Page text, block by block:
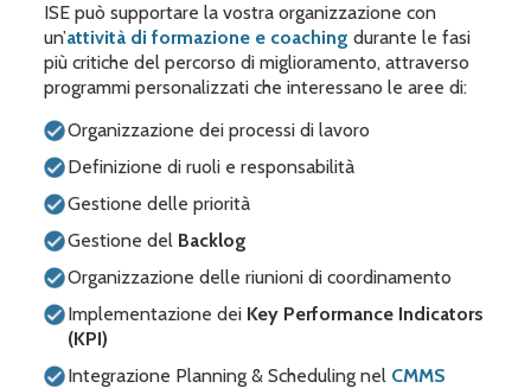
ISE può supportare la vostra organizzazione con
un’attività di formazione e coaching durante le fasi
più critiche del percorso di miglioramento, attraverso
programmi personalizzati che interessano le aree di:
Organizzazione dei processi di lavoro
Definizione di ruoli e responsabilità
Gestione delle priorità
Gestione del Backlog
Organizzazione delle riunioni di coordinamento
Implementazione dei Key Performance Indicators
(KPI)
Integrazione Planning & Scheduling nel CMMS